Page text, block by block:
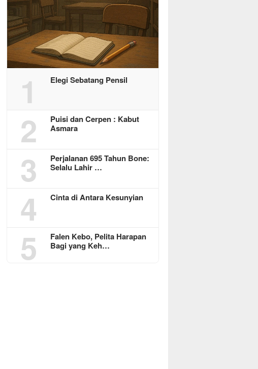
1 Elegi Sebatang Pensil
2
Puisi dan Cerpen : Kabut
Asmara
3
Perjalanan 695 Tahun Bone:
Selalu Lahir …
4 Cinta di Antara Kesunyian
5
Falen Kebo, Pelita Harapan
Bagi yang Keh…